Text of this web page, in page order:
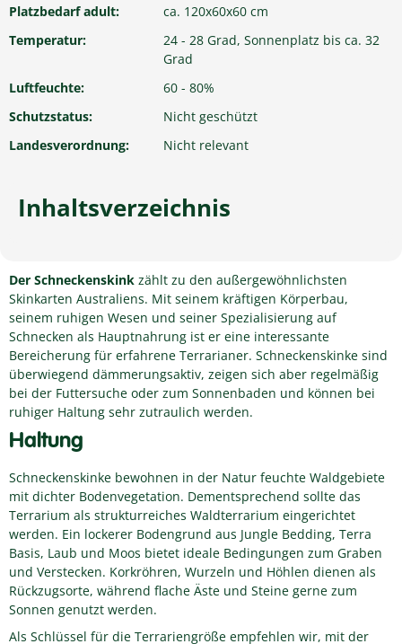
Platzbedarf adult:
ca. 120x60x60 cm
Temperatur:
24 - 28 Grad, Sonnenplatz bis ca. 32
Grad
Luftfeuchte:
60 - 80%
Schutzstatus:
Nicht geschützt
Landesverordnung:
Nicht relevant
Inhaltsverzeichnis
Der Schneckenskink zählt zu den außergewöhnlichsten
Skinkarten Australiens. Mit seinem kräftigen Körperbau,
seinem ruhigen Wesen und seiner Spezialisierung auf
Schnecken als Hauptnahrung ist er eine interessante
Bereicherung für erfahrene Terrarianer. Schneckenskinke sind
überwiegend dämmerungsaktiv, zeigen sich aber regelmäßig
bei der Futtersuche oder zum Sonnenbaden und können bei
ruhiger Haltung sehr zutraulich werden.
Haltung
Schneckenskinke bewohnen in der Natur feuchte Waldgebiete
mit dichter Bodenvegetation. Dementsprechend sollte das
Terrarium als strukturreiches Waldterrarium eingerichtet
werden. Ein lockerer Bodengrund aus Jungle Bedding, Terra
Basis, Laub und Moos bietet ideale Bedingungen zum Graben
und Verstecken. Korkröhren, Wurzeln und Höhlen dienen als
Rückzugsorte, während flache Äste und Steine gerne zum
Sonnen genutzt werden.
Als Schlüssel für die Terrariengröße empfehlen wir, mit der